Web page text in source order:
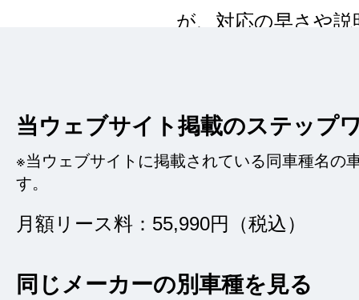
が、対応の早さや
★★★★★ 本日納車で
当ウェブサイト掲載のステッ
※当ウェブサイトに掲載されている同車種名の
す。
月額リース料：55,990円（税込）
同じメーカーの別車種を見る